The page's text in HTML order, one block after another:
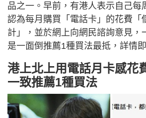
品之一。早前，有港人表示自己每
認為每月購買「電話卡」的花費「
計」，並於網上向網民諮詢意見，
是一面倒推薦1種買法最抵，詳情
港上北上用電話月卡感花
一致推薦1種買法